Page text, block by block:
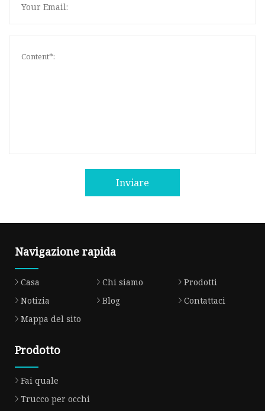
Inviare
Navigazione rapida
Casa Chi siamo
Prodotti
Notizia
Blog
Contattaci
Mappa del sito
Prodotto
Fai quale
Trucco per occhi